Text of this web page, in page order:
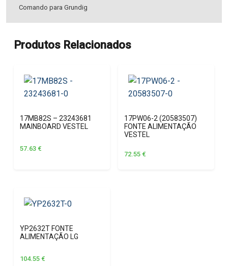
Comando para Grundig
Produtos Relacionados
17MB82S – 23243681
MAINBOARD VESTEL
57.63 €
17PW06-2 (20583507)
FONTE ALIMENTAÇÃO
VESTEL
72.55 €
YP2632T FONTE
ALIMENTAÇÃO LG
104.55 €